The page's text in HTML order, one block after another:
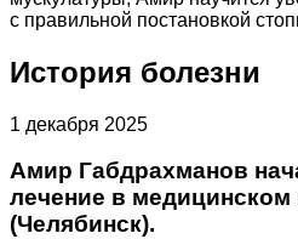
с правильной постановкой
История болезни
1 декабря 2025
Амир Габдрахманов
лечение в медицинском
(Челябинск).